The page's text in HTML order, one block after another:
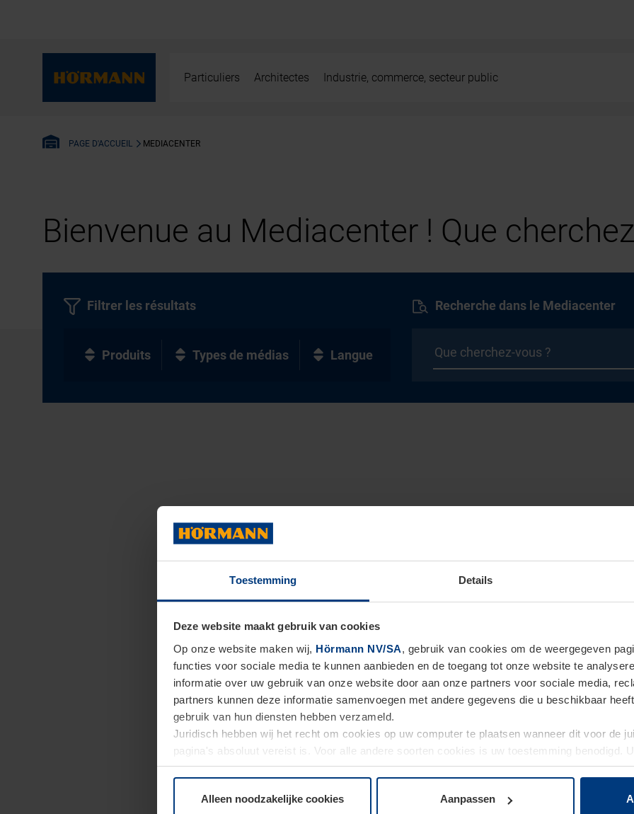
Toestemming Details
Deze website maakt gebruik van cookies
Op onze website maken wij, Hörmann NV/SA, gebruik van cookies om de weergegeven
functies voor sociale media te kunnen aanbieden en de toegang tot onze website te
informatie over uw gebruik van onze website door aan onze partners voor sociale media,
partners kunnen deze informatie samenvoegen met andere gegevens die u beschikbaar
gebruik van hun diensten hebben verzameld.
Juridisch hebben wij het recht om cookies op uw computer te plaatsen wanneer dit voor de
pagina's absoluut vereist is. Voor alle andere soorten cookies is uw toestemming benodigd.
moment bij de uitleg van de cookies op paginaPrivacyverklaringop onze website wijzigen
Alleen noodzakelijke cookies Aanpassen
Particuliers Architectes Industrie, commerce, secteur public
PAGE D'ACCUEIL MEDIACENTER
Bienvenue au Mediacenter ! Que
Recherche dans le Mediacenter
Filtrer les résultats
Produits Types de médias Langue